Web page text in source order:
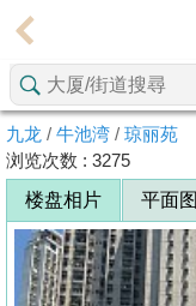
主
页
搵
楼/
成
交
九龙 / 牛池湾 / 琼丽苑
浏览次数 : 3275
楼盘相片
平面图